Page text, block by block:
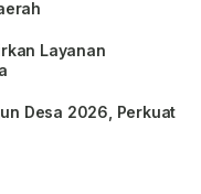
Layanan
Desa 2026, Perkuat